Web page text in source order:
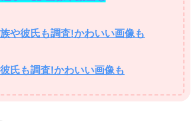
や彼氏も調査!かわいい画像も
氏も調査!かわいい画像も